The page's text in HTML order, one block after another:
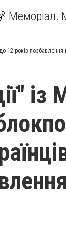
Меморіал.
12 років позбавлення